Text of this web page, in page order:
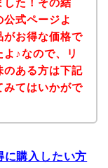
した！その結
式ページよ
がお得な価格で
♪なので、リ
のある方は下記
みてはいかがで
に購入したい方